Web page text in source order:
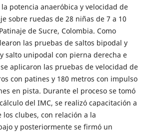
potencia anaeróbica y velocidad de
sobre ruedas de 28 niñas de 7 a 10
de Sucre, Colombia. Como
las pruebas de saltos bipodal y
salto unipodal con pierna derecha e
aplicaron las pruebas de velocidad de
con patines y 180 metros con impulso
en pista. Durante el proceso se tomó
del IMC, se realizó capacitación a
clubes, con relación a la
y posteriormente se firmó un